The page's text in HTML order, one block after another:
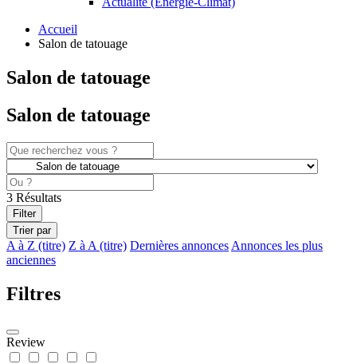
Accueil
Salon de tatouage
Salon de tatouage
Salon de tatouage
3 Résultats
Filter
Trier par
A à Z (titre) Z à A (titre) Dernières annonces Annonces les plus
anciennes
Filtres
Review